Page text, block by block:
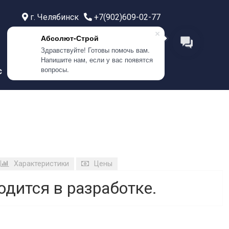
Абсолют-Строй
Здравствуйте! Готовы помочь вам.
Напишите нам, если у вас появятся
вопросы.
г. Челябинск
+7(902)609-02-77
+7(999)586-21-77
г. Самара
+7(908)0400-304
Контакты
Характеристики Цены
в разработке.